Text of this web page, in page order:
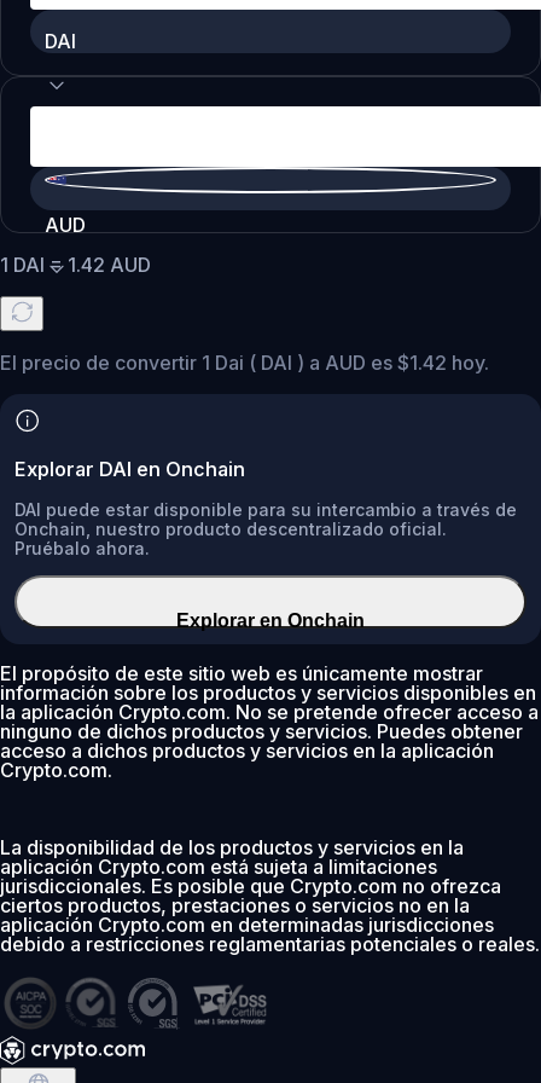
DAI
AUD
1 DAI = 1.42 AUD
El precio de convertir 1 Dai ( DAI ) a AUD es $1.42 hoy.
Explorar DAI en Onchain
DAI puede estar disponible para su intercambio a través de
Onchain, nuestro producto descentralizado oficial.
Pruébalo ahora.
Explorar en Onchain
El propósito de este sitio web es únicamente mostrar
información sobre los productos y servicios disponibles en
la aplicación Crypto.com. No se pretende ofrecer acceso a
ninguno de dichos productos y servicios. Puedes obtener
acceso a dichos productos y servicios en la aplicación
Crypto.com.
La disponibilidad de los productos y servicios en la
aplicación Crypto.com está sujeta a limitaciones
jurisdiccionales. Es posible que Crypto.com no ofrezca
ciertos productos, prestaciones o servicios no en la
aplicación Crypto.com en determinadas jurisdicciones
debido a restricciones reglamentarias potenciales o reales.